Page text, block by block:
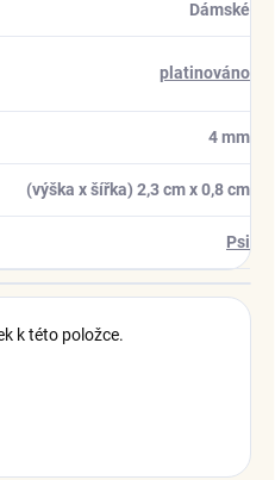
Dámské
platinováno
4 mm
(výška x šířka) 2,3 cm x 0,8 cm
Psi
k této položce.